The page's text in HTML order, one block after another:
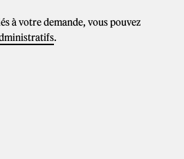
à votre demande, vous pouvez
.